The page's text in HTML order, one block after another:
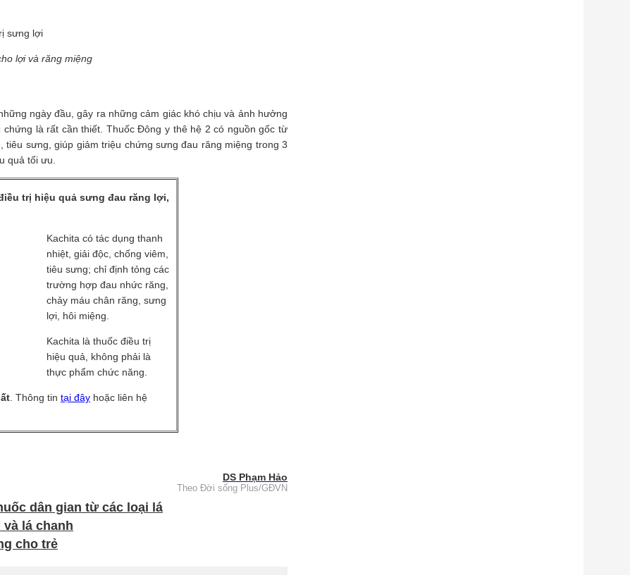
lợi và răng miệng
ngày đầu, gây ra những cảm giác khó chịu và ảnh hưởng
là rất cần thiết. Thuốc Đông y thê hệ 2 có nguồn gốc từ
sưng, giúp giảm triệu chứng sưng đau răng miệng trong 3
quả tối ưu.
trị hiệu quả sưng đau răng lợi,
Kachita có tác dụng thanh
nhiệt, giải độc, chống viêm,
tiêu sưng; chỉ định tỏng các
trường hợp đau nhức răng,
chảy máu chân răng, sưng
lợi, hôi miệng.
Kachita là thuốc điều trị
hiệu quả, không phải là
thực phẩm chức năng.
. Thông tin tại đây hoặc liên hệ
DS Phạm Hảo
Theo Đời sống Plus/GĐVN
dân gian từ các loại lá
lá chanh
cho trẻ